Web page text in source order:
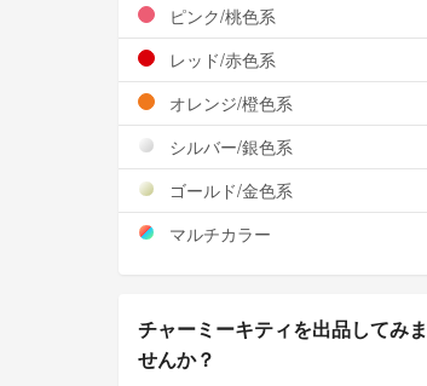
ピンク/桃色系
レッド/赤色系
オレンジ/橙色系
シルバー/銀色系
ゴールド/金色系
マルチカラー
チャーミーキティを出品してみま
せんか？